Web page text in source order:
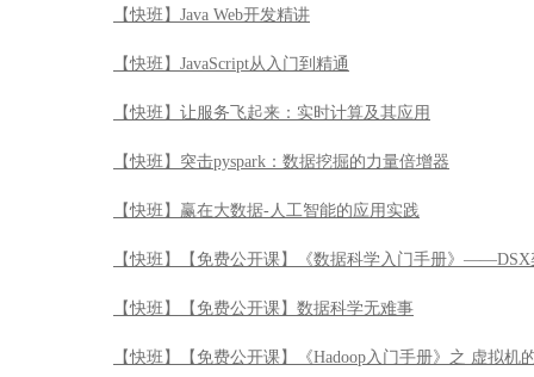
【快班】Java Web开发精讲
【快班】JavaScript从入门到精通
【快班】让服务飞起来：实时计算及其应用
【快班】突击pyspark：数据挖掘的力量倍增器
【快班】赢在大数据-人工智能的应用实践
【快班】【免费公开课】《数据科学入门手册》
【快班】【免费公开课】数据科学无难事
【快班】【免费公开课】《Hadoop入门手册》之 虚拟机